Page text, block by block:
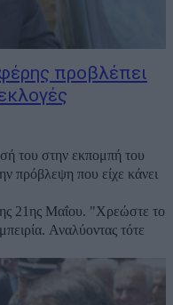
προβλέπει
του στην εκπομπή του
πρόβλεψη που είχε κάνει
21ης Μαΐου. "Χρεώστε το
Αναλύοντας τότε